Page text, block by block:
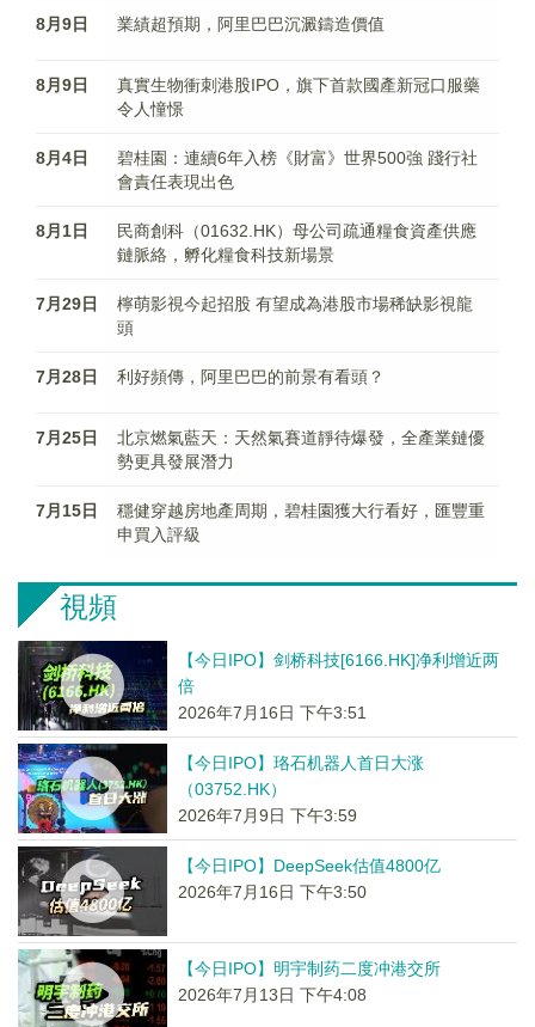
8月9日 業績超預期，阿里巴巴沉澱鑄造價值
8月9日
真實生物衝刺港股IPO，旗下首款國產新冠口服藥
令人憧憬
8月4日
碧桂園：連續6年入榜《財富》世界500強 踐行社
會責任表現出色
8月1日
民商創科（01632.HK）母公司疏通糧食資產供應
鏈脈絡，孵化糧食科技新場景
7月29日
檸萌影視今起招股 有望成為港股市場稀缺影視龍
頭
7月28日 利好頻傳，阿里巴巴的前景有看頭？
7月25日
北京燃氣藍天：天然氣賽道靜待爆發，全產業鏈優
勢更具發展潛力
7月15日
穩健穿越房地產周期，碧桂園獲大行看好，匯豐重
申買入評級
視頻
【今日IPO】剑桥科技[6166.HK]净利增近两
倍
2026年7月16日 下午3:51
【今日IPO】珞石机器人首日大涨
（03752.HK）
2026年7月9日 下午3:59
【今日IPO】DeepSeek估值4800亿
2026年7月16日 下午3:50
【今日IPO】明宇制药二度冲港交所
2026年7月13日 下午4:08